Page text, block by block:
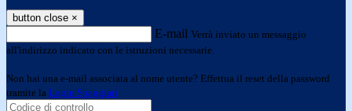
button close ×
E-mail Verrà inviato un messaggio
all'indirizzo indicato con le istruzioni necessarie.
Non hai una e-mail associata al nome utente? Effettua il reset della password
tramite la Login Spaggiari